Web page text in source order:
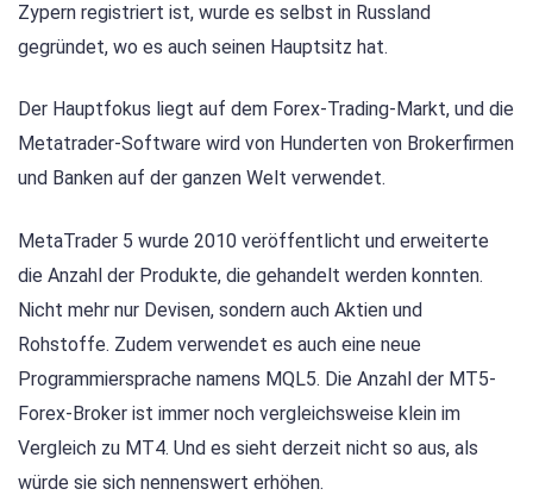
Zypern registriert ist, wurde es selbst in Russland
gegründet, wo es auch seinen Hauptsitz hat.
Der Hauptfokus liegt auf dem Forex-Trading-Markt, und die
Metatrader-Software wird von Hunderten von Brokerfirmen
und Banken auf der ganzen Welt verwendet.
MetaTrader 5 wurde 2010 veröffentlicht und erweiterte
die Anzahl der Produkte, die gehandelt werden konnten.
Nicht mehr nur Devisen, sondern auch Aktien und
Rohstoffe. Zudem verwendet es auch eine neue
Programmiersprache namens MQL5. Die Anzahl der MT5-
Forex-Broker ist immer noch vergleichsweise klein im
Vergleich zu MT4. Und es sieht derzeit nicht so aus, als
würde sie sich nennenswert erhöhen.